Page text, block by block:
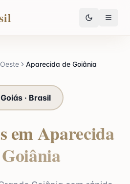
Aparecida de Goiânia
Goiás · Brasil
em Aparecida